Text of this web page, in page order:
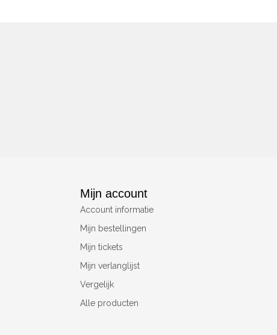
Mijn account
Account informatie
Mijn bestellingen
Mijn tickets
Mijn verlanglijst
Vergelijk
Alle producten